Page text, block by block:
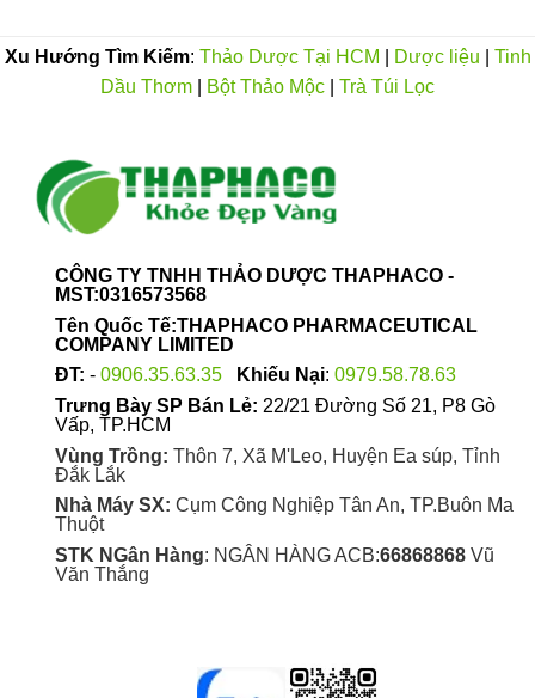
nhiều
biến
tùy
chọn
có
được
chọn
trên
trang
sản
Xu Hướng Tìm Kiếm: Thảo Dược Tại HCM Dược liệu
Tinh
Dầu Thơm
Bột Thảo Mộc Trà Túi Lọc
CÔNG TY TNHH THẢO DƯỢC THAPHACO -
MST:0316573568
Tên Quốc Tế:THAPHACO PHARMACEUTICAL
COMPANY LIMITED
ĐT: - 0906.35.63.35 Khiếu Nại: 0979.58.78.63
Trưng Bày SP Bán Lẻ: 22/21 Đường Số 21, P8 Gò
Vấp, TP.HCM
Vùng Trồng: Thôn 7, Xã M'Leo, Huyện Ea súp, Tỉnh
Đắk Lắk
Nhà Máy SX: Cụm Công Nghiệp Tân An, TP.Buôn Ma
Thuột
STK NGân Hàng: NGÂN HÀNG ACB:66868868Vũ
Văn Thắng